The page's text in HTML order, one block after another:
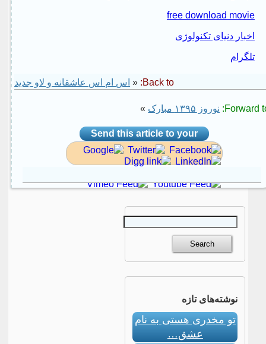
free download movie
اخبار دنیای تکنولوژی
تلگرام
Back to:
« اس ام اس عاشقانه و لاو جدید
Forward نوروز ۱۳۹۵ مبارک »
Send this article to your
social site
نوشته‌های تازه
تو مخدری هستی به نام
عشق…